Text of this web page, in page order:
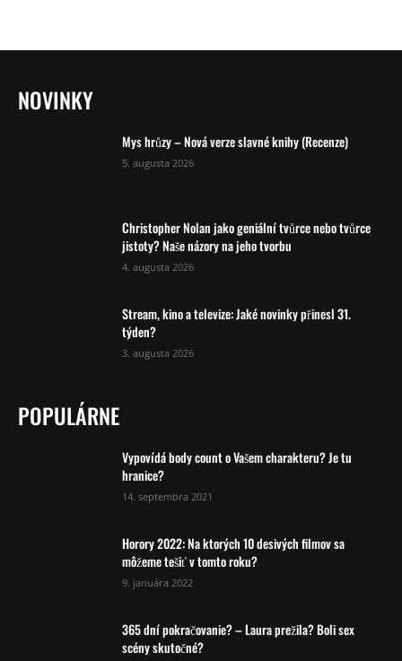
NOVINKY
Mys hrůzy – Nová verze slavné knihy (Recenze)
5. augusta 2026
Christopher Nolan jako geniální tvůrce nebo tvůrce
jistoty? Naše názory na jeho tvorbu
4. augusta 2026
Stream, kino a televize: Jaké novinky přinesl 31.
týden?
3. augusta 2026
POPULÁRNE
Vypovídá body count o Vašem charakteru? Je tu
hranice?
14. septembra 2021
Horory 2022: Na ktorých 10 desivých filmov sa
môžeme tešiť v tomto roku?
9. januára 2022
365 dní pokračovanie? – Laura prežila? Boli sex
scény skutočné?